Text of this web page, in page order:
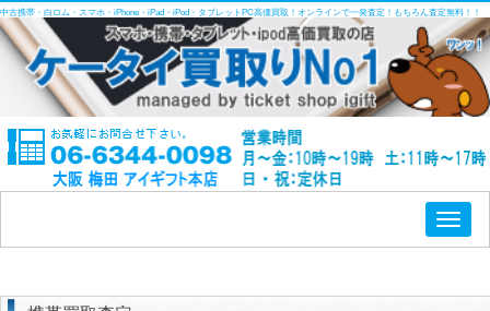
中古携帯・白ロム・スマホ・iPhone・iPad・iPod・タブレットPC高価買取！オンラインで一発査定！もちろん査定無料！！